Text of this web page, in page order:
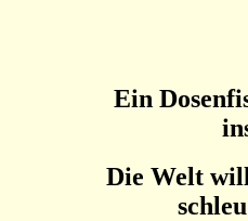
Ein
Die Welt